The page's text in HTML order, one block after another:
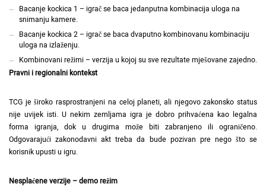
Bacanje kockica 1 – igrač se baca jedanputna kombinacija uloga na
snimanju kamere.
Bacanje kockica 2 – igrač se baca dvaputno kombinovanu kombinaciju
uloga na izlaženju.
Kombinovani režimi – verzija u kojoj su sve rezultate mješovane zajedno.
Pravni i regionalni kontekst
TCG je široko rasprostranjeni na celoj planeti, ali njegovo zakonsko status
nije uvijek isti. U nekim zemljama igra je dobro prihvaćena kao legalna
forma igranja, dok u drugima može biti zabranjeno ili ograničeno.
Odgovarajući zakonodavni akt treba da bude pozivan pre nego što se
korisnik upusti u igru.
Nesplaćene verzije – demo režim